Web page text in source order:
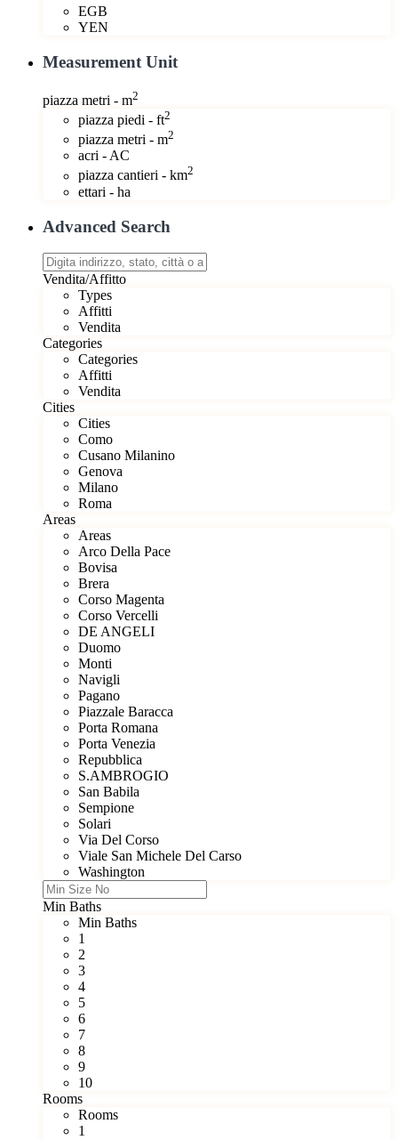
EGB
YEN
Measurement Unit
piazza metri - m2
piazza piedi - ft2
piazza metri - m2
acri - AC
piazza cantieri - km2
ettari - ha
Advanced Search
Vendita/Affitto
Types
Affitti
Vendita
Categories
Categories
Affitti
Vendita
Cities
Cities
Como
Cusano Milanino
Genova
Milano
Roma
Areas
Areas
Arco Della Pace
Bovisa
Brera
Corso Magenta
Corso Vercelli
DE ANGELI
Duomo
Monti
Navigli
Pagano
Piazzale Baracca
Porta Romana
Porta Venezia
Repubblica
S.AMBROGIO
San Babila
Sempione
Solari
Via Del Corso
Viale San Michele Del Carso
Washington
Min Baths
Min Baths
1
2
3
4
5
6
7
8
9
10
Rooms
Rooms
1